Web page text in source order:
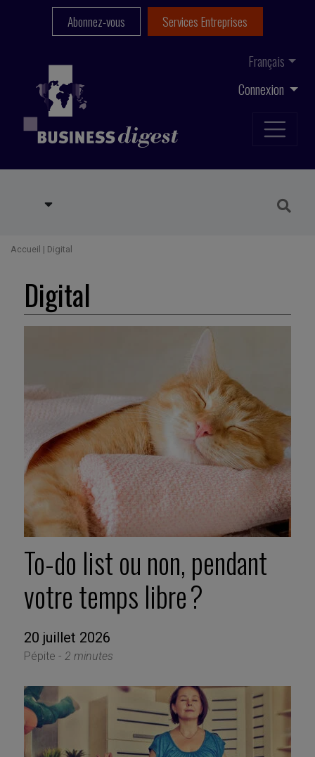
Connexion
Français
Abonnez-vous Services Entreprises
Accueil | Digital
Digital
To-do list ou non, pendant
votre temps libre ?
20 juillet 2026
Pépite - 2 minutes